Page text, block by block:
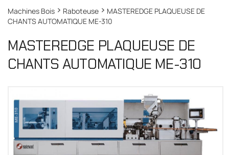
Machines Bois Raboteuse
MASTEREDGE PLAQUEUSE DE
CHANTS AUTOMATIQUE ME-310
MASTEREDGE PLAQUEUSE DE
CHANTS AUTOMATIQUE ME-310